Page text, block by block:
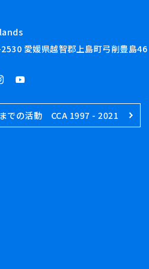
愛媛県越智郡上島町弓削豊島46
での活動 CCA 1997 - 2021